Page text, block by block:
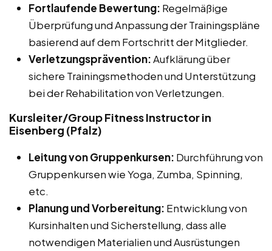
Fortlaufende Bewertung: Regelmäßige
Überprüfung und Anpassung der Trainingspläne
basierend auf dem Fortschritt der Mitglieder.
Verletzungsprävention:Aufklärung über
sichere Trainingsmethoden und Unterstützung
bei der Rehabilitation von Verletzungen.
Kursleiter/Group Fitness Instructor in
Eisenberg (Pfalz)
Leitung von Gruppenkursen: Durchführung von
Gruppenkursen wie Yoga, Zumba, Spinning,
etc.
Planung und Vorbereitung: Entwicklung von
Kursinhalten und Sicherstellung, dass alle
notwendigen Materialien und Ausrüstungen